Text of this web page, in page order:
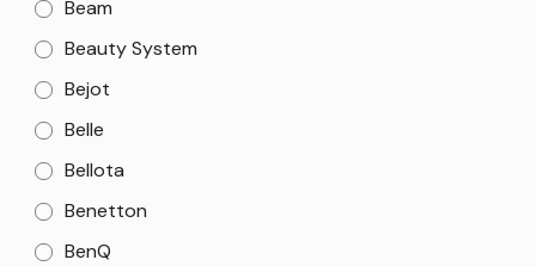
Beam
Beauty System
Bejot
Belle
Bellota
Benetton
BenQ